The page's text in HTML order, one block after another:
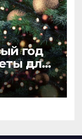
год
для